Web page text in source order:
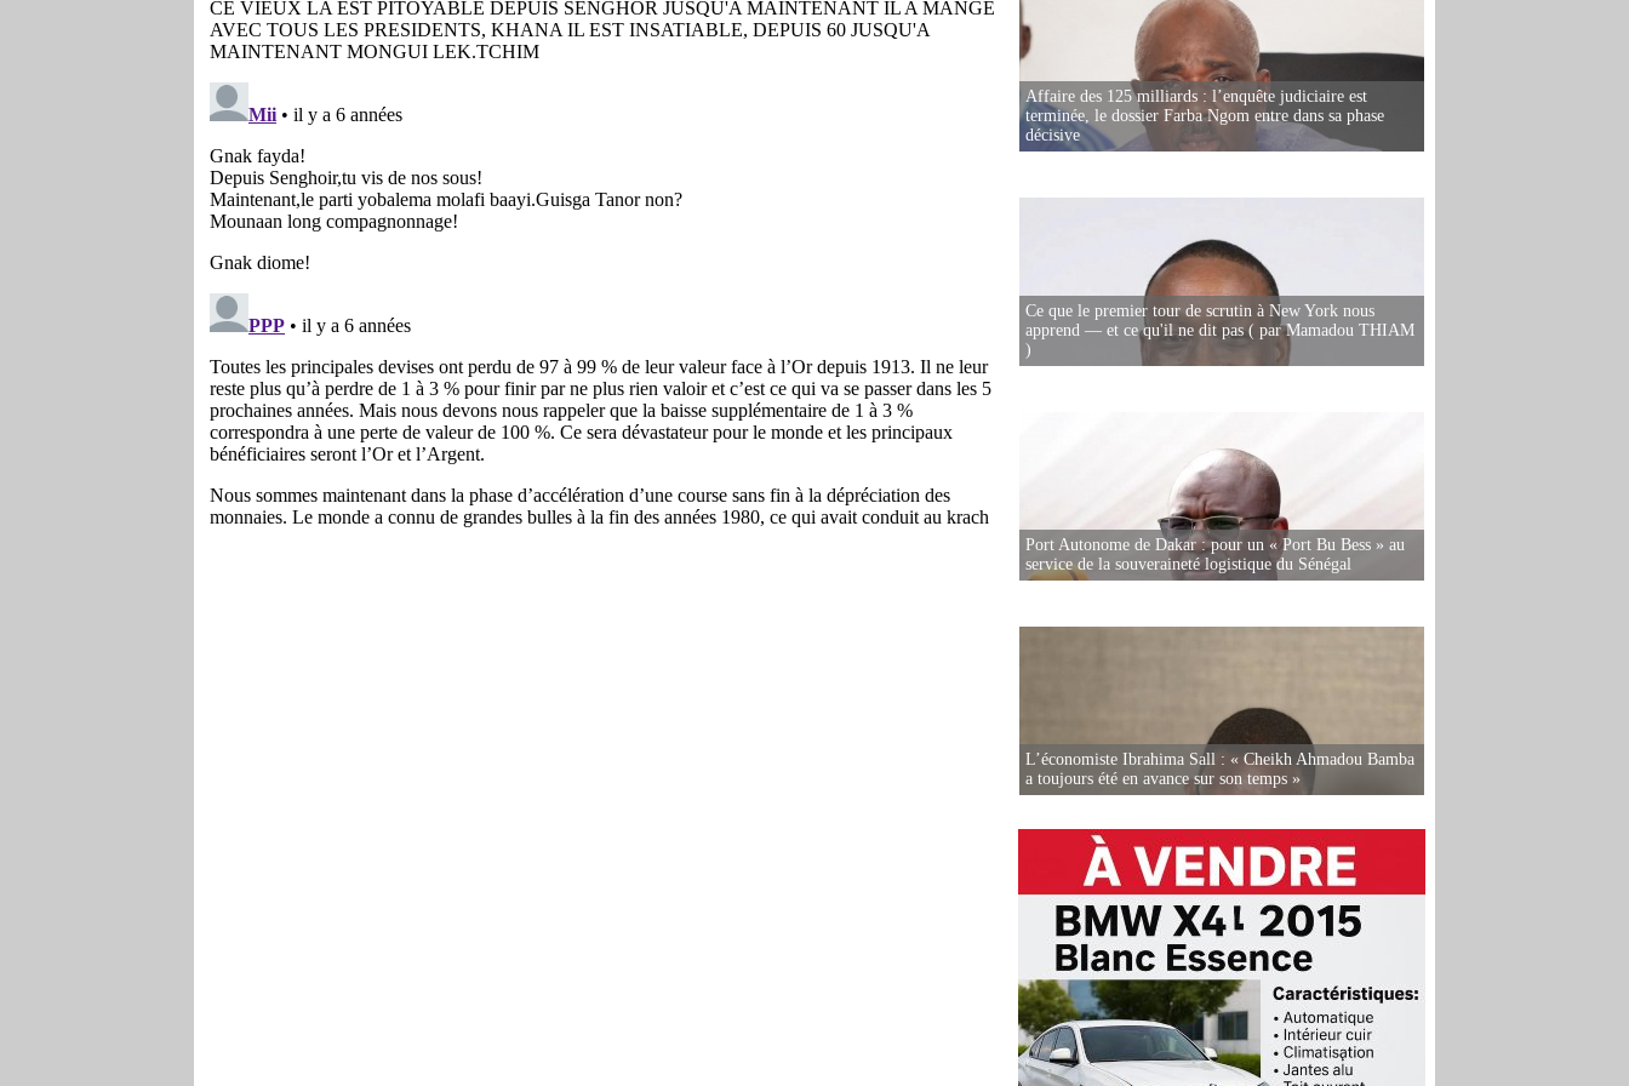
Affaire des 125 milliards : l’enquête judiciaire est
terminée, le dossier Farba Ngom entre dans sa phase
décisive
Ce que le premier tour de scrutin à New York nous
apprend — et ce qu'il ne dit pas ( par Mamadou THIAM
)
Port Autonome de Dakar : pour un « Port Bu Bess » au
service de la souveraineté logistique du Sénégal
L’économiste Ibrahima Sall : « Cheikh Ahmadou Bamba
a toujours été en avance sur son temps »